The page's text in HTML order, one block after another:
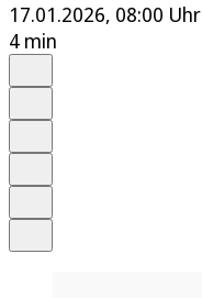
17.01.2026, 08:00 Uhr
4 min